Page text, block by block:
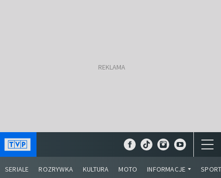
SERIALE ROZRYWKA KULTURA MOTO INFORMACJE